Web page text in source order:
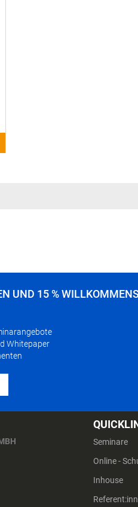
UND 15 %
Whitepaper
Seminare
Online -
Inhouse